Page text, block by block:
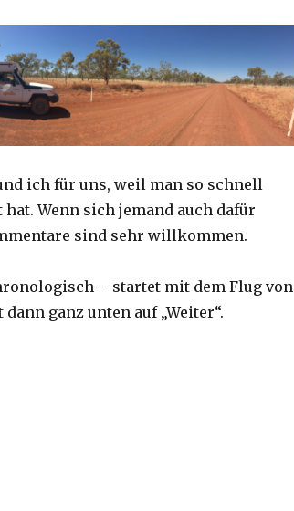
ich für uns, weil man so schnell
Wenn sich jemand auch dafür
sind sehr willkommen.
– startet mit dem Flug von
ganz unten auf „Weiter“.